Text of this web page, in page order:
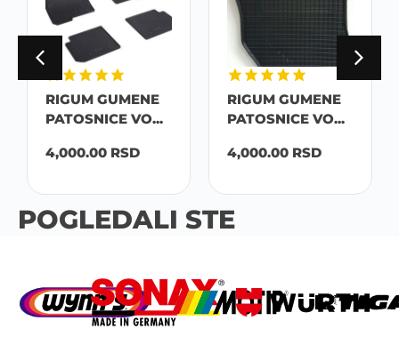
RIGUM GUMENE
PATOSNICE VO...
4,000.00RSD
RIGUM GUMENE
PATOSNICE VO...
4,000.00RSD
POGLEDALI STE